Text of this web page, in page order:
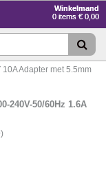
Winkelmand
0 items € 0,00
10A Adapter met 5.5mm
240V-50/60Hz 1.6A